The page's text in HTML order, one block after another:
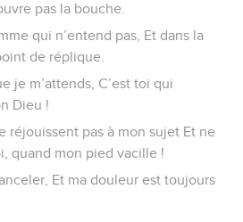
pas la bouche.
qui n’entend pas, Et dans la
de réplique.
je m’attends, C’est toi qui
Dieu !
réjouissent pas à mon sujet Et ne
quand mon pied vacille !
Et ma douleur est toujours